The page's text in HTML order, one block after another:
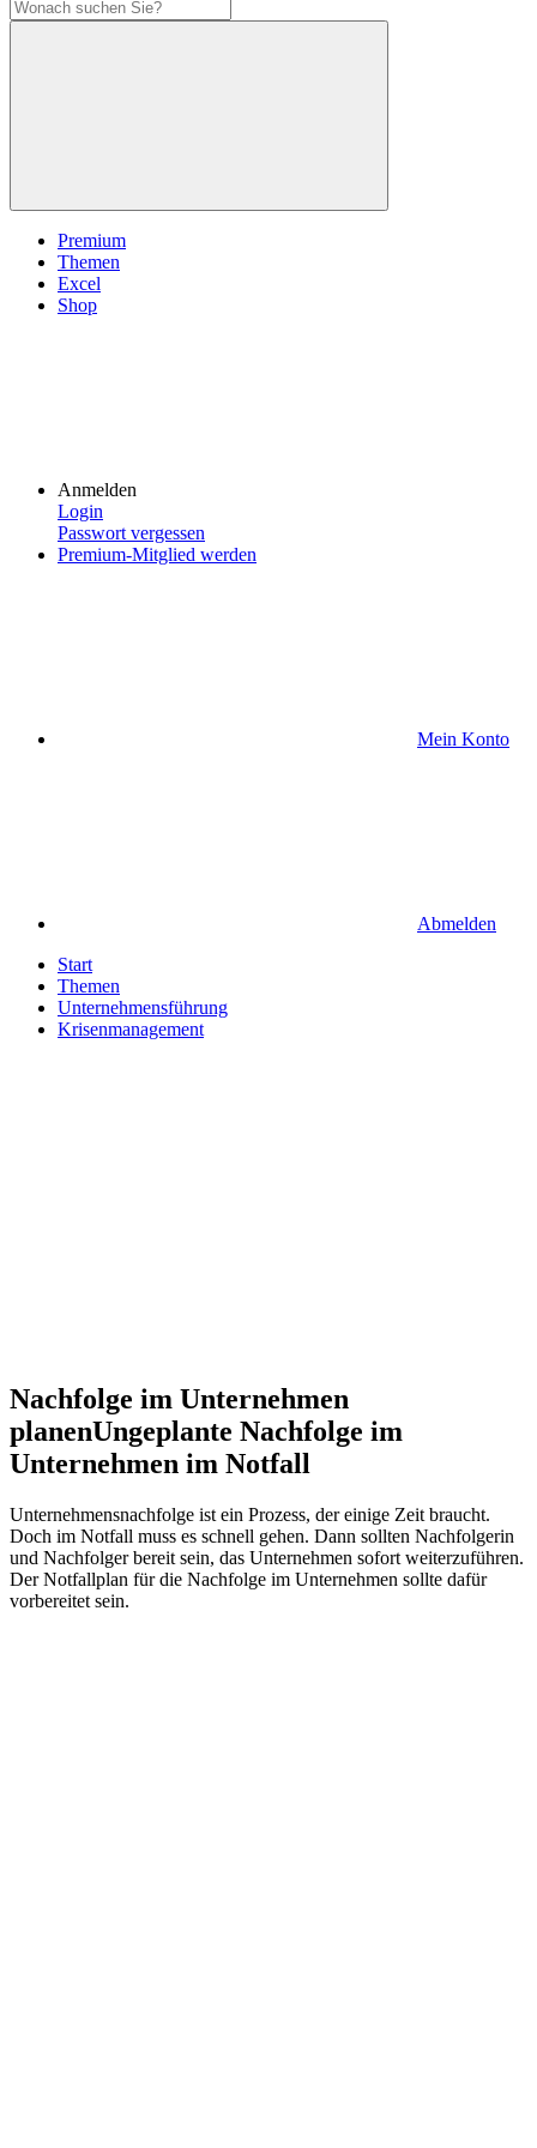
Premium
Themen
Excel
Shop
Anmelden
Login
Passwort vergessen
Premium-Mitglied werden
Mein Konto
Abmelden
Start
Themen
Unternehmensführung
Krisenmanagement
Nachfolge im Unternehmen
planenUngeplante Nachfolge im
Unternehmen im Notfall
Unternehmensnachfolge ist ein Prozess, der einige Zeit braucht.
Doch im Notfall muss es schnell gehen. Dann sollten Nachfolgerin
und Nachfolger bereit sein, das Unternehmen sofort weiterzuführen.
Der Notfallplan für die Nachfolge im Unternehmen sollte dafür
vorbereitet sein.